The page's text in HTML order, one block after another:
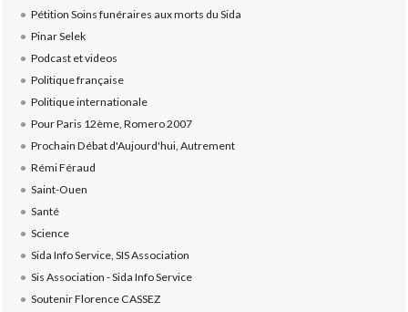
Pétition Soins funéraires aux morts du Sida
Pinar Selek
Podcast et videos
Politique française
Politique internationale
Pour Paris 12ème, Romero 2007
Prochain Débat d'Aujourd'hui, Autrement
Rémi Féraud
Saint-Ouen
Santé
Science
Sida Info Service, SIS Association
Sis Association - Sida Info Service
Soutenir Florence CASSEZ